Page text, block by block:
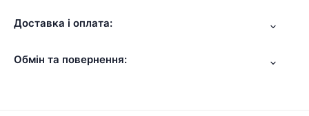
Доставка і оплата:
Обмін та повернення: